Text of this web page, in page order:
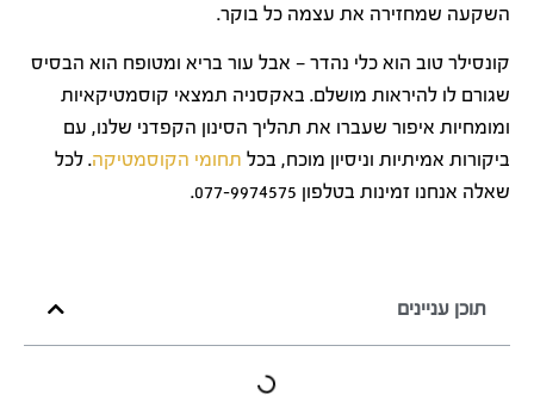
השקעה שמחזירה את עצמה כל בוקר.
קונסילר טוב הוא כלי נהדר — אבל עור בריא ומטופח הוא הבסיס
שגורם לו להיראות מושלם. באקסניה תמצאי קוסמטיקאיות
ומומחיות איפור שעברו את תהליך הסינון הקפדני שלנו, עם
ביקורות אמיתיות וניסיון מוכח, בכל תחומי הקוסמטיקה. לכל
שאלה אנחנו זמינות בטלפון 077-9974575.
תוכן עניינים